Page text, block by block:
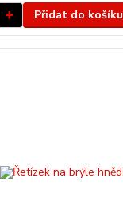
Přidat do košíku